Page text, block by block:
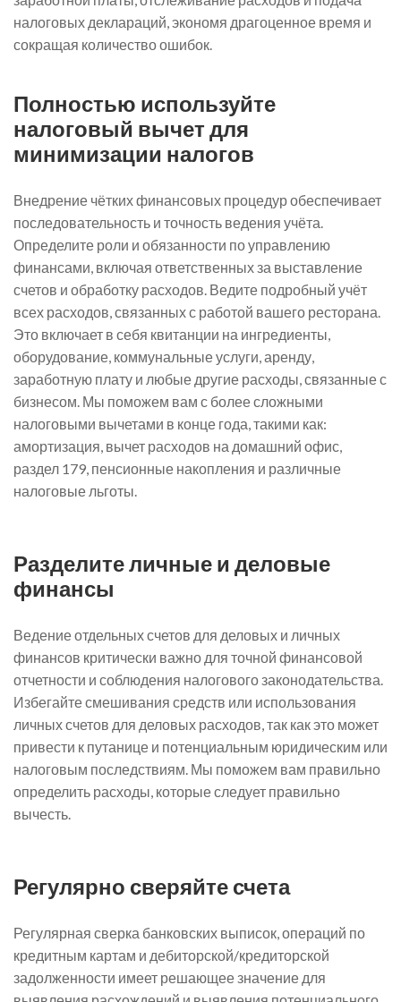
налоговых деклараций, экономя драгоценное время и
сокращая количество ошибок.
Полностью используйте
налоговый вычет для
минимизации налогов
Внедрение чётких финансовых процедур обеспечивает
последовательность и точность ведения учёта.
Определите роли и обязанности по управлению
финансами, включая ответственных за выставление
счетов и обработку расходов. Ведите подробный учёт
всех расходов, связанных с работой вашего ресторана.
Это включает в себя квитанции на ингредиенты,
оборудование, коммунальные услуги, аренду,
заработную плату и любые другие расходы, связанные с
бизнесом. Мы поможем вам с более сложными
налоговыми вычетами в конце года, такими как:
амортизация, вычет расходов на домашний офис,
раздел 179, пенсионные накопления и различные
налоговые льготы.
Разделите личные и деловые
финансы
Ведение отдельных счетов для деловых и личных
финансов критически важно для точной финансовой
отчетности и соблюдения налогового законодательства.
Избегайте смешивания средств или использования
личных счетов для деловых расходов, так как это может
привести к путанице и потенциальным юридическим или
налоговым последствиям. Мы поможем вам правильно
определить расходы, которые следует правильно
вычесть.
Регулярно сверяйте счета
Регулярная сверка банковских выписок, операций по
кредитным картам и дебиторской/кредиторской
задолженности имеет решающее значение для